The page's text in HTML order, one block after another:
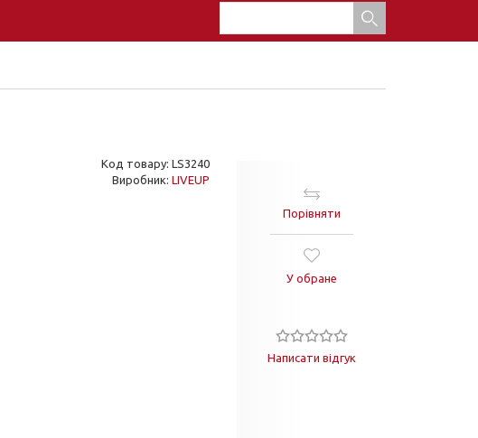
Код товару: LS3240
Виробник: LIVEUP
Порівняти
У обране
Написати відгук